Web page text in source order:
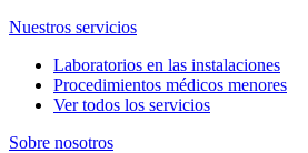
Nuestros servicios
Laboratorios en las instalaciones
Procedimientos médicos menores
Ver todos los servicios
Sobre nosotros